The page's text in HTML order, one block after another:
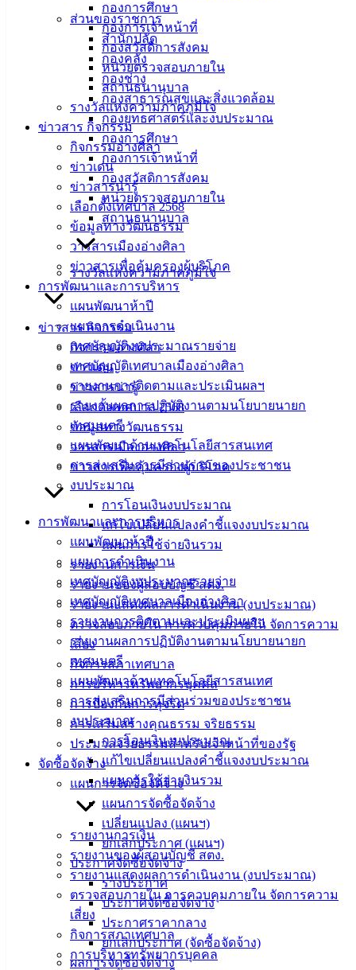
กองการศึกษา
กองการเจ้าหน้าที่
กองสวัสดิการสังคม
หน่วยตรวจสอบภายใน
สถานธนานุบาล
รางวัลแห่งความภาคภูมิใจ
ข่าวสาร กิจกรรม
กิจกรรมอ่างศิลา
ข่าวเด่น
ข่าวสารน่ารู้
เลือกตั้งเทศบาล 2568
ข้อมูลทางวัฒนธรรม
วารสารเมืองอ่างศิลา
ข่าวสารเพื่อคุ้มครองผู้บริโภค
การพัฒนาและการบริหาร
แผนพัฒนาห้าปี
แผนการดำเนินงาน
เทศบัญญัติงบประมาณรายจ่าย
เทศบัญญัติเทศบาลเมืองอ่างศิลา
รายงานการติดตามและประเมินผลฯ
รายงานผลการปฏิบัติงานตามนโยบายนายก
เทศมนตรี
แผนพัฒนาด้านเทคโนโลยีสารสนเทศ
การส่งเสริมการมีส่วนร่วมของประชาชน
งบประมาณ
การโอนเงินงบประมาณ
แก้ไขเปลี่ยนแปลงคำชี้แจงงบประมาณ
แผนการใช้จ่ายงินรวม
รายงานการเงิน
รายงานของผู้สอบบัญชี สตง.
รายงานแสดงผลการดำเนินงาน (งบประมาณ)
ตรวจสอบภายใน การควบคุมภายใน จัดการความ
เสี่ยง
กิจการสภาเทศบาล
การบริหารทรัพยากรบุคคล
การป้องกันการทุจริต
การเสริมสร้างคุณธรรม จริยธรรม
ประมวลจริยธรรมสำหรับเจ้าหน้าที่ของรัฐ
จัดซื้อจัดจ้าง
แผนการจัดซื้อจัดจ้าง
แผนการจัดซื้อจัดจ้าง
เปลี่ยนแปลง (แผนฯ)
ยกเลิกประกาศ (แผนฯ)
ประกาศจัดซื้อจัดจ้าง
ร่างประกาศ
ประกาศจัดซื้อจัดจ้าง
ประกาศราคากลาง
ยกเลิกประกาศ (จัดซื้อจัดจ้าง)
ผลการจัดซื้อจัดจ้าง
ส่วนของราชการ
สำนักปลัด
กองคลัง
กองช่าง
กองสาธารณสุขและสิ่งแวดล้อม
กองยุทธศาสตร์และงบประมาณ
กองการศึกษา
กองการเจ้าหน้าที่
กองสวัสดิการสังคม
หน่วยตรวจสอบภายใน
สถานธนานุบาล
รางวัลแห่งความภาคภูมิใจ
ข่าวสาร กิจกรรม
กิจกรรมอ่างศิลา
ข่าวเด่น
ข่าวสารน่ารู้
เลือกตั้งเทศบาล 2568
ข้อมูลทางวัฒนธรรม
วารสารเมืองอ่างศิลา
ข่าวสารเพื่อคุ้มครองผู้บริโภค
การพัฒนาและการบริหาร
แผนพัฒนาห้าปี
แผนการดำเนินงาน
เทศบัญญัติงบประมาณรายจ่าย
เทศบัญญัติเทศบาลเมืองอ่างศิลา
รายงานการติดตามและประเมินผลฯ
รายงานผลการปฏิบัติงานตามนโยบายนายก
เทศมนตรี
แผนพัฒนาด้านเทคโนโลยีสารสนเทศ
การส่งเสริมการมีส่วนร่วมของประชาชน
งบประมาณ
การโอนเงินงบประมาณ
แก้ไขเปลี่ยนแปลงคำชี้แจงงบประมาณ
แผนการใช้จ่ายงินรวม
รายงานการเงิน
รายงานของผู้สอบบัญชี สตง.
รายงานแสดงผลการดำเนินงาน (งบประมาณ)
ตรวจสอบภายใน การควบคุมภายใน จัดการความ
เสี่ยง
กิจการสภาเทศบาล
การบริหารทรัพยากรบุคคล
ม.3 ต.เสม็ด
อ.เมือง จ.ชลบุรี
142-100-104
บริการ
ประชาชน
ดาวน์โหลด
ฟอร์ม,
เอกสาร
คู่มือ
สำหรับ
ประชาชน/
คู่มือการ
ข่าวสาร
ข่าวสาร
อิเล็กทรอนิกส์
องค์
ความรู้
(Knowledge
Management)
เทศบาล
สายตรง
นายก
ประวัติ
เทศบาล
ผู้บริหาร
ส่วน
ราชการ
สภา
เทศบาล
สงวนลิขสิทธิ์ © 2563 เทศบาลเมืองอ่างศิลา จังหวัดชลบุรี |
angsilacity.go.th | Powered byBuuscript